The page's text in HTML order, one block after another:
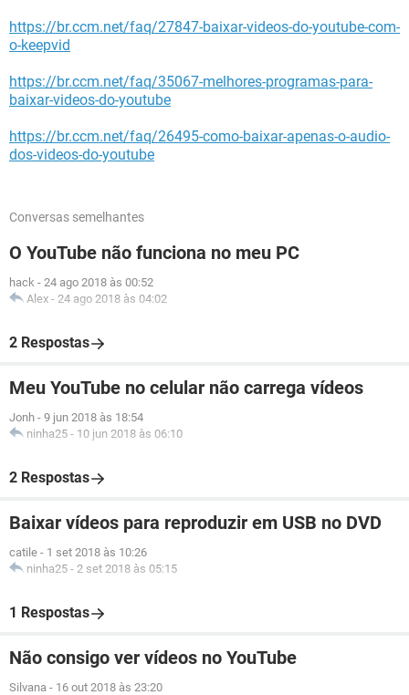
https://br.ccm.net/faq/27847-baixar-videos-do-youtube-com-
o-keepvid
https://br.ccm.net/faq/35067-melhores-programas-para-
baixar-videos-do-youtube
https://br.ccm.net/faq/26495-como-baixar-apenas-o-audio-
dos-videos-do-youtube
Conversas semelhantes
O YouTube não funciona no meu PC
hack - 24 ago 2018 às 00:52
Alex - 24 ago 2018 às 04:02
2 Respostas
Meu YouTube no celular não carrega vídeos
Jonh - 9 jun 2018 às 18:54
ninha25 - 10 jun 2018 às 06:10
2 Respostas
Baixar vídeos para reproduzir em USB no DVD
catile - 1 set 2018 às 10:26
ninha25 - 2 set 2018 às 05:15
1 Respostas
Não consigo ver vídeos no YouTube
Silvana - 16 out 2018 às 23:20